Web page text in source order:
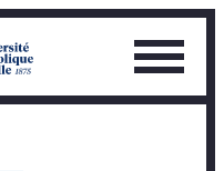
Ouvrir
le